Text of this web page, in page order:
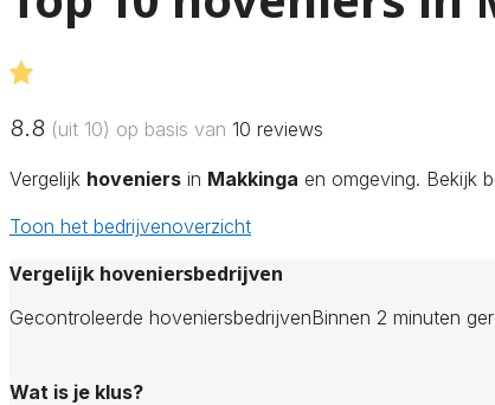
8.8 (uit 10) op basis van 10 reviews
Vergelijk hoveniers in Makkinga en omgeving. Bekijk
Toon het bedrijvenoverzicht
Vergelijk hoveniersbedrijven
Gecontroleerde hoveniersbedrijvenBinnen 2 minuten
Wat is je klus?